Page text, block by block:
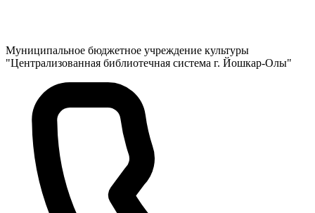
Муниципальное бюджетное учреждение культуры
"Централизованная библиотечная система г. Йошкар-Олы"